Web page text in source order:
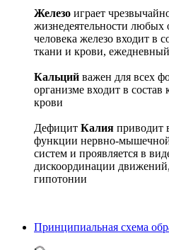
Железо играет
жизнедеятельности любых
человека железо входит в
ткани и крови,
Кальций важен для всех
организме входит в
крови
Дефицит Калия приводит
функции нервно-мышечной
систем и проявляется в
дискоординации
гипотонии
Принципиальная схема